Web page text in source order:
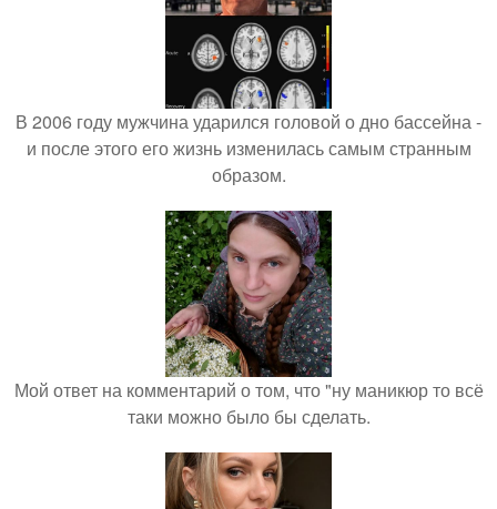
В 2006 году мужчина ударился головой о дно бассейна -
и после этого его жизнь изменилась самым странным
образом.
Мой ответ на комментарий о том, что "ну маникюр то всё
таки можно было бы сделать.